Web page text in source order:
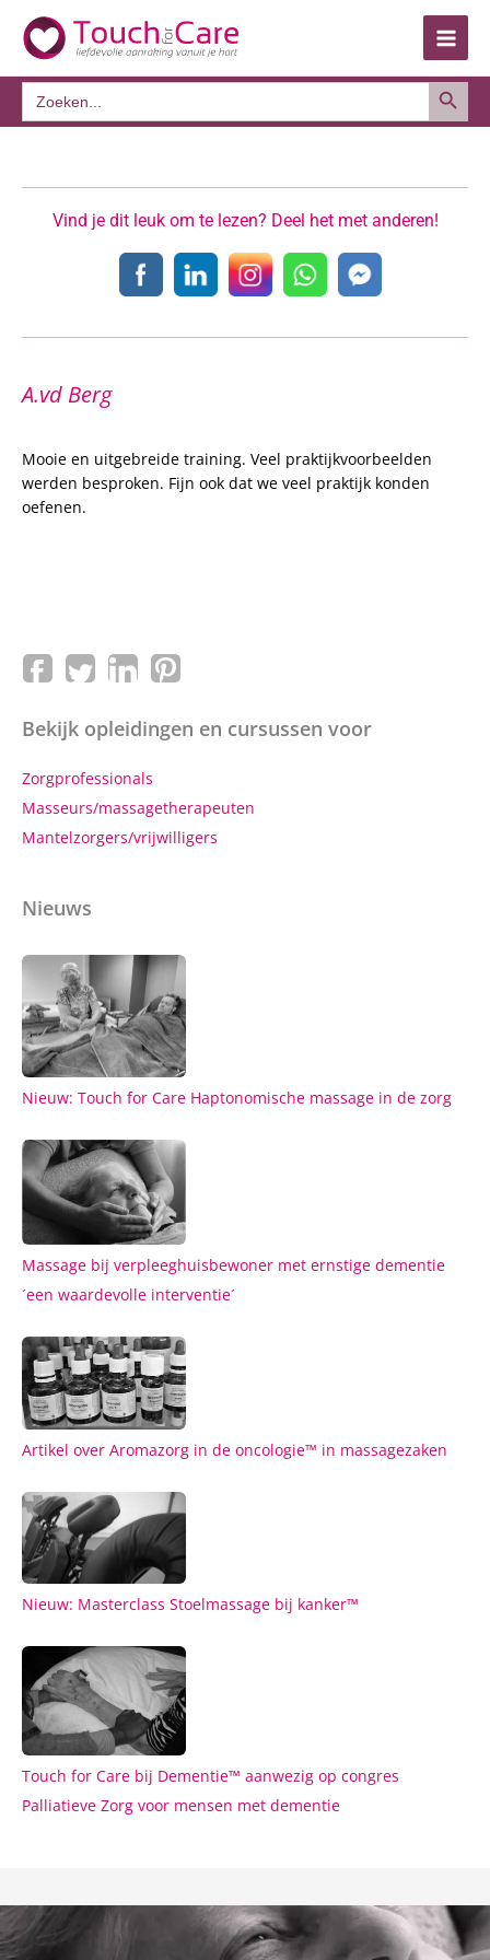
naar
inhoud
Zoek
naar:
Vind je dit leuk om te lezen? Deel het met anderen!
A.vd Berg
Mooie en uitgebreide training. Veel praktijkvoorbeelden
werden besproken. Fijn ook dat we veel praktijk konden
oefenen.
Bekijk opleidingen en cursussen voor
Zorgprofessionals
Masseurs/massagetherapeuten
Mantelzorgers/vrijwilligers
Nieuws
Nieuw: Touch for Care Haptonomische massage in de zorg
Massage bij verpleeghuisbewoner met ernstige dementie
´een waardevolle interventie´
Artikel over Aromazorg in de oncologie™ in massagezaken
Nieuw: Masterclass Stoelmassage bij kanker™
Touch for Care bij Dementie™ aanwezig op congres
Palliatieve Zorg voor mensen met dementie